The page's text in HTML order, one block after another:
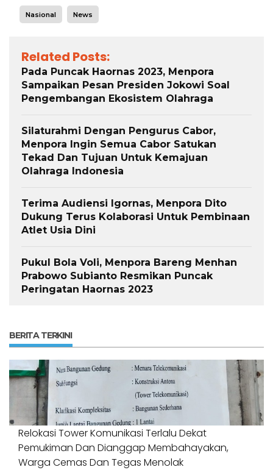
Nasional News
Related Posts:
Pada Puncak Haornas 2023, Menpora
Sampaikan Pesan Presiden Jokowi Soal
Pengembangan Ekosistem Olahraga
Silaturahmi Dengan Pengurus Cabor,
Menpora Ingin Semua Cabor Satukan
Tekad Dan Tujuan Untuk Kemajuan
Olahraga Indonesia
Terima Audiensi Igornas, Menpora Dito
Dukung Terus Kolaborasi Untuk Pembinaan
Atlet Usia Dini
Pukul Bola Voli, Menpora Bareng Menhan
Prabowo Subianto Resmikan Puncak
Peringatan Haornas 2023
BERITA TERKINI
Relokasi Tower Komunikasi Terlalu Dekat
Pemukiman Dan Dianggap Membahayakan,
Warga Cemas Dan Tegas Menolak